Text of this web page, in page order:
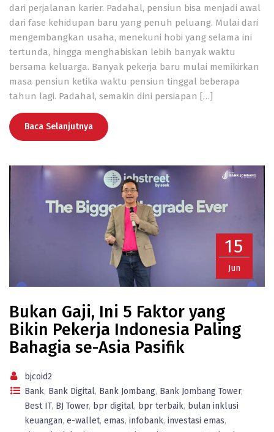
dari perjalanan karier. Padahal, pensiun bisa menjadi awal
dari fase kehidupan baru yang penuh peluang. Mulai dari
mengembangkan usaha, menekuni hobi yang selama ini
tertunda, hingga menghabiskan lebih banyak waktu
bersama keluarga. Banyak pekerja baru mulai memikirkan
masa pensiun ketika waktu pensiun tinggal beberapa
tahun lagi. Padahal, semakin dini persiapan […]
Baca Selanjutnya
15
Jun
Bukan Gaji, Ini 5 Faktor yang
Bikin Pekerja Indonesia Paling
Bahagia se-Asia Pasifik
bjcoid2
Bank, Bank Digital, Bank Jombang, Bank Jombang Tower,
Best IT, BJ Tower, bpr digital, bpr terbaik, bulan inklusi
keuangan, e-wallet, emas, infobank, investasi emas,